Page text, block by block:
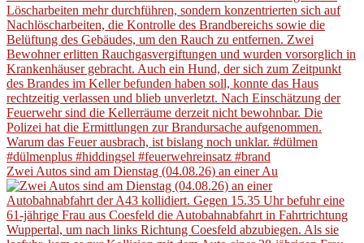
Zwei Autos sind am Dienstag (04.08.26) an einer Au